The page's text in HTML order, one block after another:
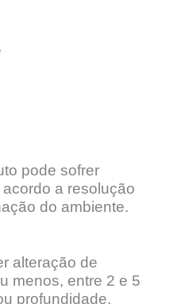
pode sofrer
a resolução
do ambiente.
alteração de
menos, entre 2 e 5
profundidade.